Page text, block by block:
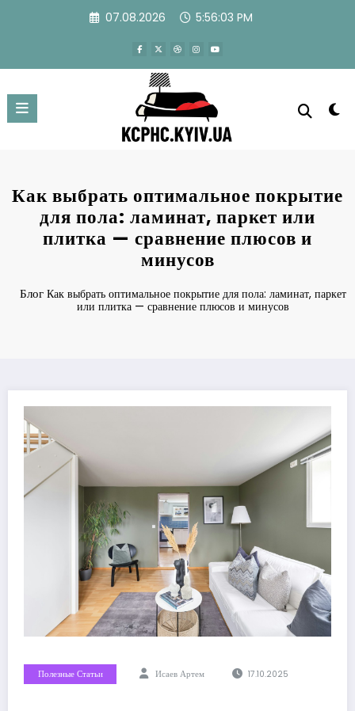
07.08.2026 5:56:04 PM
Как выбрать оптимальное покрытие
для пола: ламинат, паркет или
плитка — сравнение плюсов и
минусов
Блог Как выбрать оптимальное покрытие для пола: ламинат, паркет
или плитка — сравнение плюсов и минусов
Полезные Статьи Исаев Артем 17.10.2025